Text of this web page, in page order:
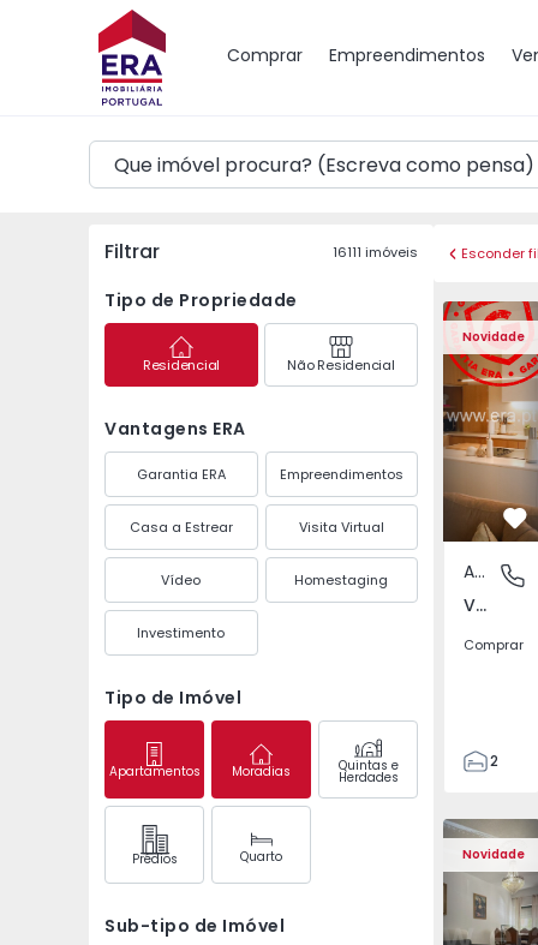
Comprar Empreendimentos
Mapa
Filtrar 16111 imóveis
Tipo de Propriedade
Residencial Não Residencial
Vantagens ERA
Garantia ERA Empreendimentos
Casa a Estrear Visita Virtual
Vídeo Homestaging
Investimento
Tipo de Imóvel
Apartamentos Moradias Quintas e
Herdades
Prédios Quarto
Sub-tipo de Imóvel
Esconder
Novidade
Apartamento T2
Apartamento
Venteira, Lisboa
Comprar
2
72
93
1
Novidade
Apartamento T2